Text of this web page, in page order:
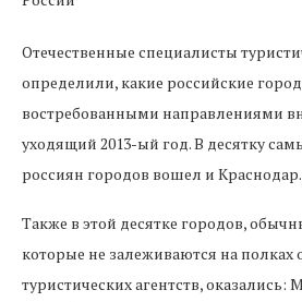
Отечественные специалисты
определили, какие российские
востребованными направлениями
уходящий 2013-ый год. В десятку
россиян городов вошел и Краснодар.
Также в этой десятке городов,
которые не залеживаются на полках
туристических агентств, оказались: